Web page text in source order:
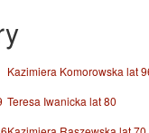
Kazimiera Komorowska lat
Teresa Iwanicka lat 80